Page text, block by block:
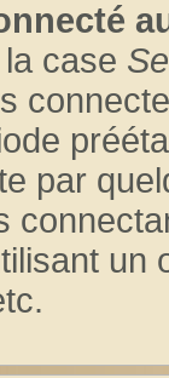
case
par
un